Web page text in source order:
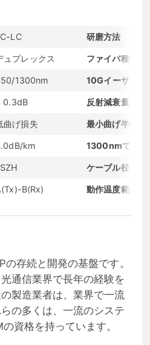
LC 研磨方法
ュプレックス ファイバ種類
1300nm 10Gイーサネッ
0.3dB 反射減衰量
曲げ損失 最小曲げ半径
km 1300nmでの減
ケーブル径
B(Rx) 動作温度範囲
存続と開発の基盤です。
通信業界で長年の経験を
製造業者は、業界で一流
の多くは、一流のシステ
資格を持っています。